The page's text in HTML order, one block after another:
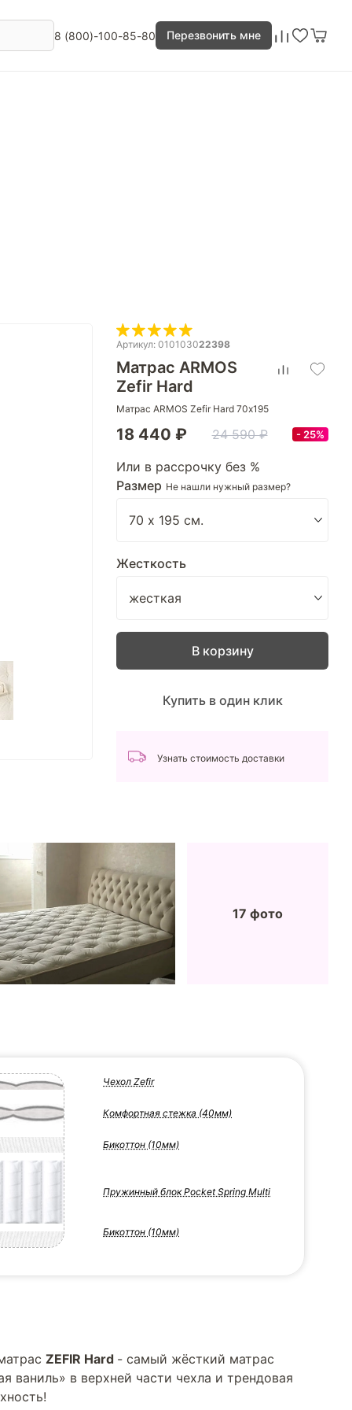
8 (800)-100-85-80 Перезвонить мне
Артикул: 010103022398
Матрас ARMOS
Zefir Hard
Матрас ARMOS Zefir Hard 70х195
18 440 ₽ 24 590 ₽ 25%
Или в рассрочку без %
Размер Не нашли нужный размер?
Жесткость
В корзину
Купить в один клик
Узнать стоимость доставки
17 фото
Чехол Zefir
Комфортная стежка (40мм)
Бикоттон (10мм)
Пружинный блок Pocket Spring Multi
Бикоттон (10мм)
ZEFIR Hard - самый жёсткий матрас
ваниль» в верхней части чехла и трендовая